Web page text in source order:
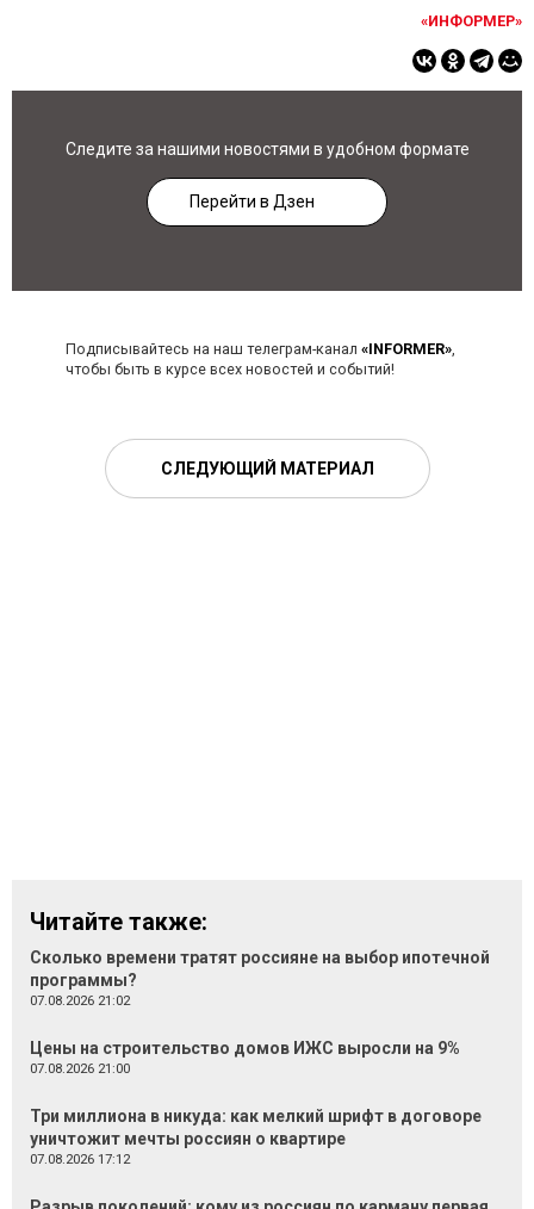
«ИНФОРМЕР»
Следите за нашими новостями в удобном формате
Перейти в Дзен
Подписывайтесь на наш телеграм-канал «INFORMER»,
чтобы быть в курсе всех новостей и событий!
СЛЕДУЮЩИЙ МАТЕРИАЛ
Читайте также:
Сколько времени тратят россияне на выбор ипотечной
программы?
07.08.2026 21:02
Цены на строительство домов ИЖС выросли на 9%
07.08.2026 21:00
Три миллиона в никуда: как мелкий шрифт в договоре
уничтожит мечты россиян о квартире
07.08.2026 17:12